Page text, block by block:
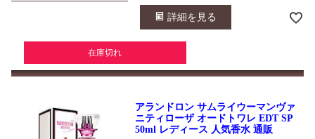
詳細を見る
在庫切れ
アランドロン サムライウーマンヴァ
ニティローザ オードトワレ EDT SP
50ml レディース 人気香水 通販